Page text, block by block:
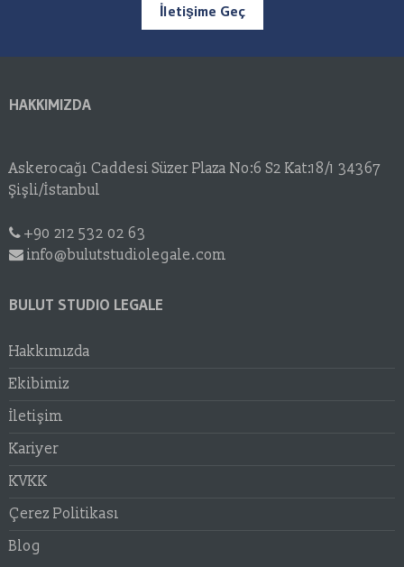
İletişime Geç
HAKKIMIZDA
Askerocağı Caddesi Süzer Plaza No:6 S2 Kat:18/1 34367
Şişli/İstanbul
+90 212 532 02 63
info@bulutstudiolegale.com
BULUT STUDIO LEGALE
Hakkımızda
Ekibimiz
İletişim
Kariyer
KVKK
Çerez Politikası
Blog